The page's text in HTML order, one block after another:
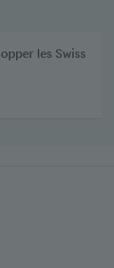
les Swiss